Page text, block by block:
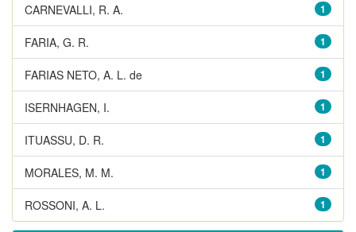
1
CARNEVALLI, R. A.
1
FARIA, G. R.
1
FARIAS NETO, A. L. de
1
ISERNHAGEN, I.
1
ITUASSU, D. R.
1
MORALES, M. M.
1
ROSSONI, A. L.